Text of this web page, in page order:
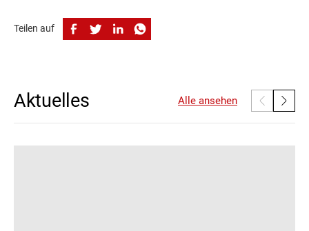
Teilen auf
Aktuelles Alle ansehen